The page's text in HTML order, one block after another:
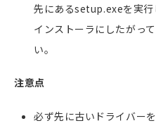
先にあるsetup.exeを実行
インストーラにしたがっ
い。
注意点
必ず先に古いドライバー